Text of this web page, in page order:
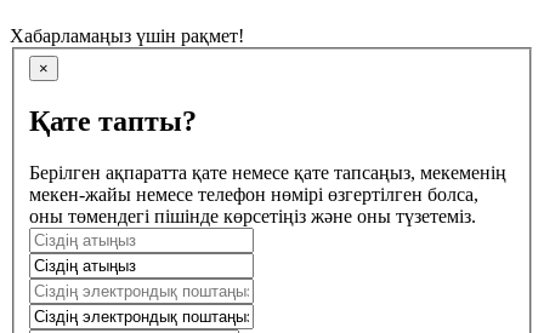
Хабарламаңыз үшін рақмет!
×
Қате тапты?
Берілген ақпаратта қате немесе қате тапсаңыз, мекеменің
мекен-жайы немесе телефон нөмірі өзгертілген болса,
оны төмендегі пішінде көрсетіңіз және оны түзетеміз.